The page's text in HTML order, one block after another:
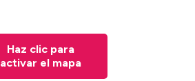
Haz clic para
activar el mapa